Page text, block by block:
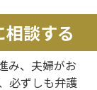
談する
み、夫婦がお
必ずしも弁護